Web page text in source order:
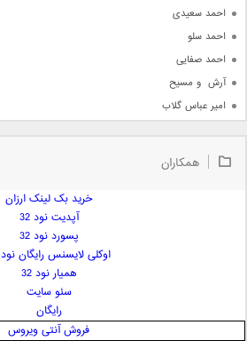
احمد سعیدی
احمد سلو
احمد صفایی
آرش  و مسیح
امیر عباس گلاب
امیر علی
ایمان غلامی
همکاران
خرید بک لینک ارزان
آپدیت نود 32
پسورد نود 32
اوکلی لایسنس رایگان نود 32
همیار نود 32
سئو سایت
رایگان
فروش آنتی ویروس